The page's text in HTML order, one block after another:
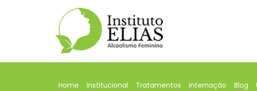
Home Institucional Tratamentos Internação Blog